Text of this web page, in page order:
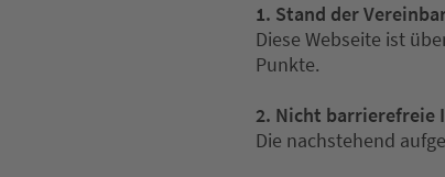
1. Stand der
Diese Webseite ist
Punkte.
2. Nicht barrierefreie
Die nachstehend